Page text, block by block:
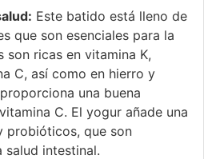
Este batido está lleno de
que son esenciales para la
son ricas en vitamina K,
C, así como en hierro y
una buena
C. El yogur añade una
probióticos, que son
salud intestinal.